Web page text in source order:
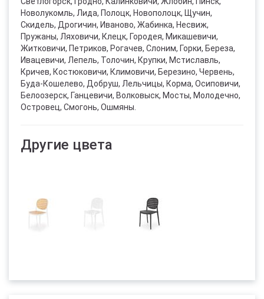
Новолукомль, Лида, Полоцк, Новополоцк, Щучин,
Скидель, Дрогичин, Иваново, Жабинка, Несвиж,
Пружаны, Ляховичи, Клецк, Городея, Микашевичи,
Житковичи, Петриков, Рогачев, Слоним, Горки, Береза,
Ивацевичи, Лепель, Толочин, Крупки, Мстиславль,
Кричев, Костюковичи, Климовичи, Березино, Червень,
Буда-Кошелево, Добруш, Лельчицы, Корма, Осиповичи,
Белоозерск, Ганцевичи, Волковыск, Мосты, Молодечно,
Островец, Смогонь, Ошмяны.
Другие цвета